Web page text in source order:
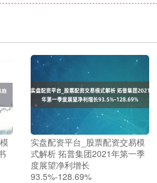
实盘配资平台_股票配资交易模
式解析 拓普集团2021年第一季
度展望净利增长
93.5%-128.69%
+30.49 +0.78%